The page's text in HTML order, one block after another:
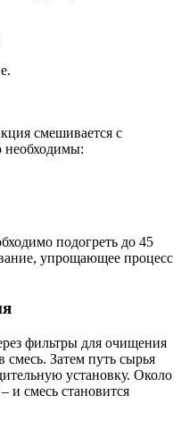
смешивается с
необходимы:
подогреть до 45
упрощающее процесс
фильтры для очищения
Затем путь сырья
установку. Около
и смесь становится